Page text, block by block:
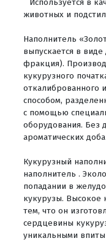
животных и
Наполнитель
выпускается в
фракция).
кукурузного
откалиброванного
способом,
с помощью
оборудования. Без
ароматических
Кукурузный
наполнитель .
попадании в
кукурузы. Высокое
тем, что он
сердцевины
уникальными